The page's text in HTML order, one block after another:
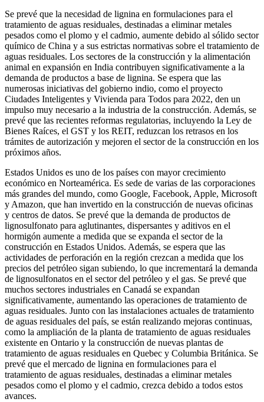
Se prevé que la necesidad de lignina en formulaciones para el
tratamiento de aguas residuales, destinadas a eliminar metales
pesados ​​como el plomo y el cadmio, aumente debido al sólido sector
químico de China y a sus estrictas normativas sobre el tratamiento de
aguas residuales. Los sectores de la construcción y la alimentación
animal en expansión en India contribuyen significativamente a la
demanda de productos a base de lignina. Se espera que las
numerosas iniciativas del gobierno indio, como el proyecto
Ciudades Inteligentes y Vivienda para Todos para 2022, den un
impulso muy necesario a la industria de la construcción. Además, se
prevé que las recientes reformas regulatorias, incluyendo la Ley de
Bienes Raíces, el GST y los REIT, reduzcan los retrasos en los
trámites de autorización y mejoren el sector de la construcción en los
próximos años.
Estados Unidos es uno de los países con mayor crecimiento
económico en Norteamérica. Es sede de varias de las corporaciones
más grandes del mundo, como Google, Facebook, Apple, Microsoft
y Amazon, que han invertido en la construcción de nuevas oficinas
y centros de datos. Se prevé que la demanda de productos de
lignosulfonato para aglutinantes, dispersantes y aditivos en el
hormigón aumente a medida que se expanda el sector de la
construcción en Estados Unidos. Además, se espera que las
actividades de perforación en la región crezcan a medida que los
precios del petróleo sigan subiendo, lo que incrementará la demanda
de lignosulfonatos en el sector del petróleo y el gas. Se prevé que
muchos sectores industriales en Canadá se expandan
significativamente, aumentando las operaciones de tratamiento de
aguas residuales. Junto con las instalaciones actuales de tratamiento
de aguas residuales del país, se están realizando mejoras continuas,
como la ampliación de la planta de tratamiento de aguas residuales
existente en Ontario y la construcción de nuevas plantas de
tratamiento de aguas residuales en Quebec y Columbia Británica. Se
prevé que el mercado de lignina en formulaciones para el
tratamiento de aguas residuales, destinadas a eliminar metales
pesados ​​como el plomo y el cadmio, crezca debido a todos estos
avances.